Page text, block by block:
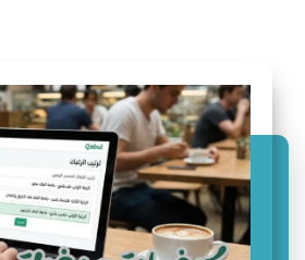
سؤال وجواب